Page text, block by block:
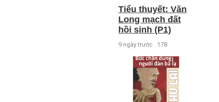
Tiểu thuyết: Văn
Long mạch đất
hồi sinh (P1)
9 ngày trước 178